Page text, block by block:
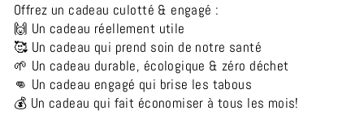
Offrez un cadeau culotté & engagé :
🙌 Un cadeau réellement utile
🥰 Un cadeau qui prend soin de notre santé
🌱 Un cadeau durable, écologique & zéro déchet
👊 Un cadeau engagé qui brise les tabous
💰 Un cadeau qui fait économiser à tous les mois!